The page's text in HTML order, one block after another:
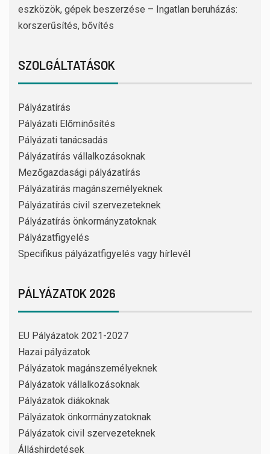
eszközök, gépek beszerzése – Ingatlan beruházás:
korszerűsítés, bővítés
SZOLGÁLTATÁSOK
Pályázatírás
Pályázati Előminősítés
Pályázati tanácsadás
Pályázatírás vállalkozásoknak
Mezőgazdasági pályázatírás
Pályázatírás magánszemélyeknek
Pályázatírás civil szervezeteknek
Pályázatírás önkormányzatoknak
Pályázatfigyelés
Specifikus pályázatfigyelés vagy hírlevél
PÁLYÁZATOK 2026
EU Pályázatok 2021-2027
Hazai pályázatok
Pályázatok magánszemélyeknek
Pályázatok vállalkozásoknak
Pályázatok diákoknak
Pályázatok önkormányzatoknak
Pályázatok civil szervezeteknek
Álláshirdetések